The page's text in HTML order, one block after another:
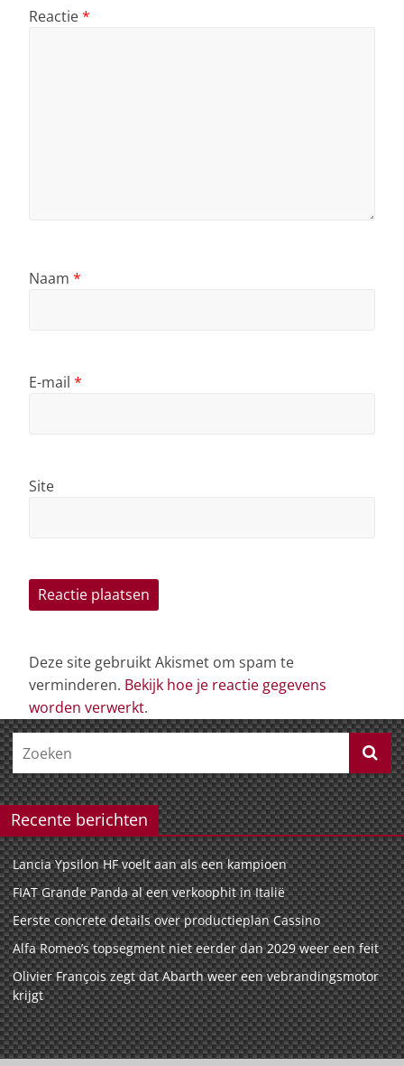
Reactie*
Naam *
E-mail *
Site
Deze site gebruikt Akismet om spam te
verminderen. Bekijk hoe je reactie gegevens
worden verwerkt.
Recente berichten
Lancia Ypsilon HF voelt aan als een kampioen
FIAT Grande Panda al een verkoophit in Italië
Eerste concrete details over productieplan Cassino
Alfa Romeo’s topsegment niet eerder dan 2029 weer een feit
Olivier François zegt dat Abarth weer een vebrandingsmotor
krijgt